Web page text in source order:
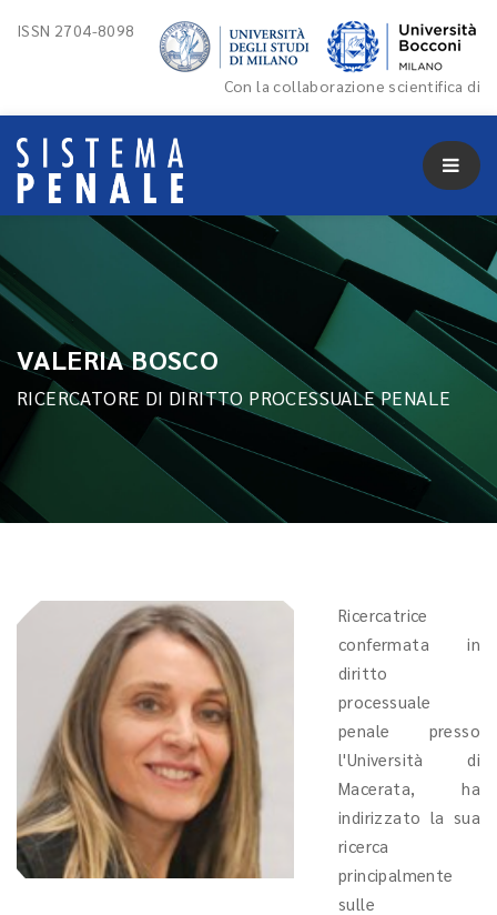
ISSN 2704-8098
Con la collaborazione scientifica di
VALERIA BOSCO
RICERCATORE DI DIRITTO PROCESSUALE PENALE
Ricercatrice
confermata in
diritto
processuale
penale presso
l'Università di
Macerata, ha
indirizzato la sua
ricerca
principalmente
sulle